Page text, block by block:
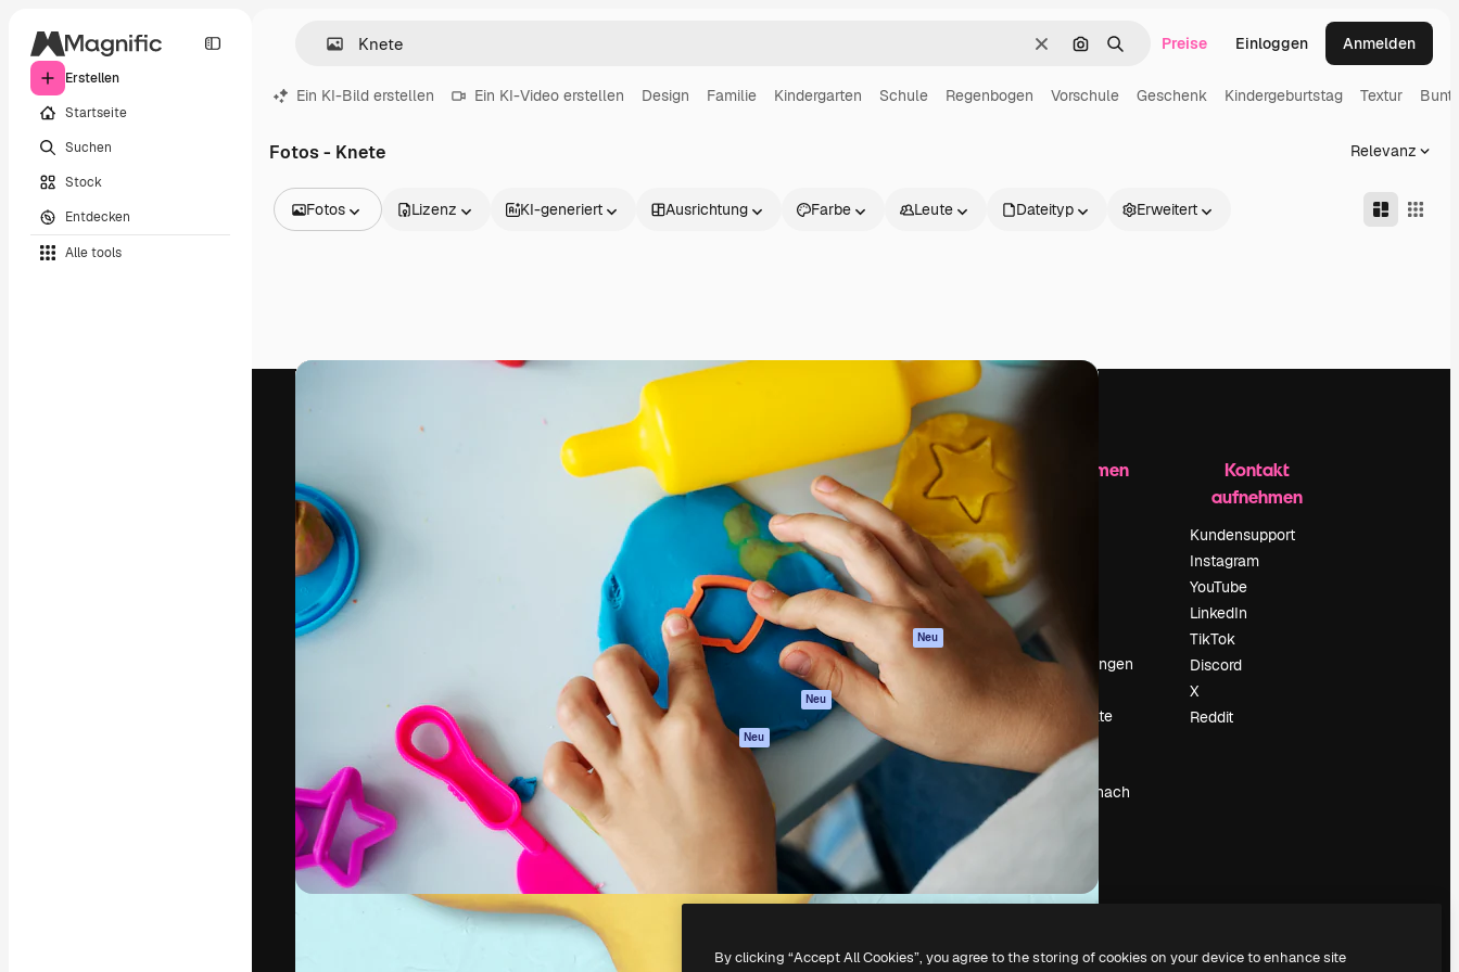
Erstellen
Startseite
Suchen
Stock
Entdecken
Alle tools
LöschenNach Bild suchen
SuchenPreise Einloggen Anmelden
Ein KI-Bild erstellen Ein KI-Video erstellen Design Familie Kindergarten Schule Regenbogen Vorschule Geschenk Kindergeburtstag Textur Bunt
Fotos - Knete Relevanz
Fotos
Videos
Motion Graphics
Schriftarten
Lizenz KI-generiert Ausrichtung Farbe Leute Dateityp Erweitert
Arbeit zu verwirklichen. Mehr als 1 Million
Abonnenten unter Kreativen, Unternehmen,
Produkte
Spaces
KI-Assistent
KI-Bildgenerator
KI-Videogenerator
KI-
Stimmengenerator
Stock-Inhalte
MCP für
Claude/ChatGPT
Neu
Agenten Neu
Alle Magnific-Tools
Loslegen
Academy
Dokumentation
Support
AGB
Datenschutzerklärung
Originale
Neu
Cookie-Richtlinie
Vertrauenszentrum
Partner
Unternehmen
Unternehmen
Reviews
Karriere
Suchtrends
Blog
Veranstaltungen
Deine Inhalte
verkaufen
Pressesaal
Suchst du nach
Kontakt
aufnehmen
Kundensupport
Instagram
YouTube
LinkedIn
TikTok
Discord
X
Reddit
2026 Freepik Company S.L.U.
By clicking “Accept All Cookies”, you agree to the storing of cookies on your device to enhance site